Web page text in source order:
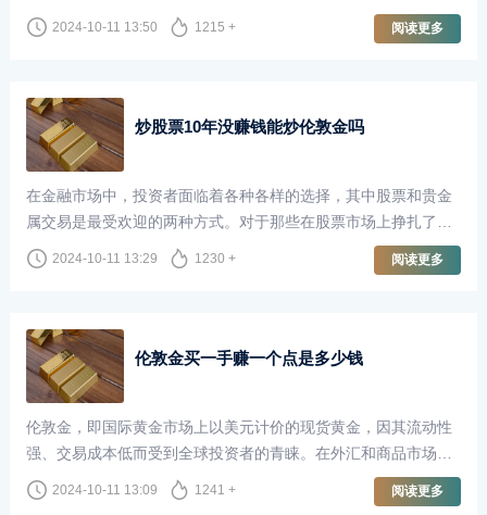
球经济不确定性加剧的背景下，受到了越来越多投资者的青睐。
长江交易作为国内知名的贵金属交易平台，提供了丰富的交易机
易伦敦金一个点究竟可以赚多少呢？
2024-10-11 13:50 1215 + 阅读更多
炒股票10年没赚钱能炒伦敦金吗
在金融市场中，投资者面临着各种各样的选择，其中股票和贵金
属交易是最受欢迎的两种方式。对于那些在股票市场上挣扎了十
年却未能盈利的投资者来说，转向伦敦金（即黄金现货市场）是
否可行，成为了一个值得探讨的话题。
2024-10-11 13:29 1230 + 阅读更多
伦敦金买一手赚一个点是多少钱
伦敦金，即国际黄金市场上以美元计价的现货黄金，因其流动性
强、交易成本低而受到全球投资者的青睐。在外汇和商品市场
中，伦敦金的交易方式与其他金融工具相似，但由于其独特的性
质，成交点数（即“点”）的价值在投资者计算收益时尤为重要。
2024-10-11 13:09 1241 + 阅读更多